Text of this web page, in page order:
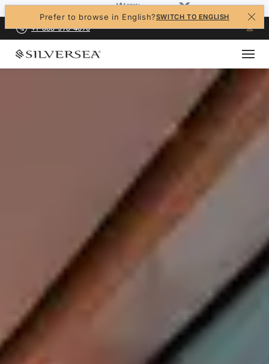
Prefer to browse in English?SWITCH TO ENGLISH
+1-888-978-4070